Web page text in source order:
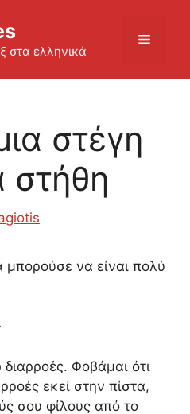
στα ελληνικά
Menu
στέγη
στήθη
να είναι πολύ
Φοβάμαι ότι
εκεί στην πίστα,
σου φίλους από το